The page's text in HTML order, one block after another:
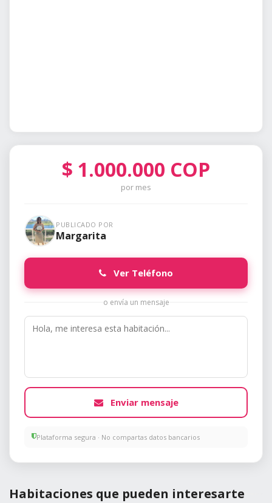
$ 1.000.000 COP
por mes
PUBLICADO POR
Margarita
Ver Teléfono
o envía un mensaje
Enviar mensaje
Plataforma segura · No compartas datos bancarios
Habitaciones que pueden interesarte